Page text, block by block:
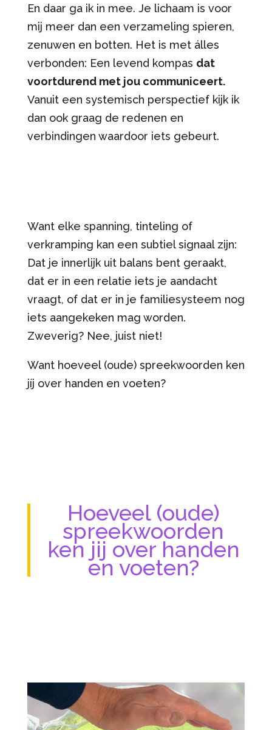
En daar ga ik in mee. Je lichaam is voor
mij meer dan een verzameling spieren,
zenuwen en botten. Het is met álles
verbonden: Een levend kompas dat
voortdurend met jou communiceert.
Vanuit een systemisch perspectief kijk ik
dan ook graag de redenen en
verbindingen waardoor iets gebeurt.
Want elke spanning, tinteling of
verkramping kan een subtiel signaal zijn:
Dat je innerlijk uit balans bent geraakt,
dat er in een relatie iets je aandacht
vraagt, of dat er in je familiesysteem nog
iets aangekeken mag worden.
Zweverig? Nee, juist niet!
Want hoeveel (oude) spreekwoorden ken
jíj over handen en voeten?
Hoeveel (oude)
spreekwoorden
ken jij over handen
en voeten?